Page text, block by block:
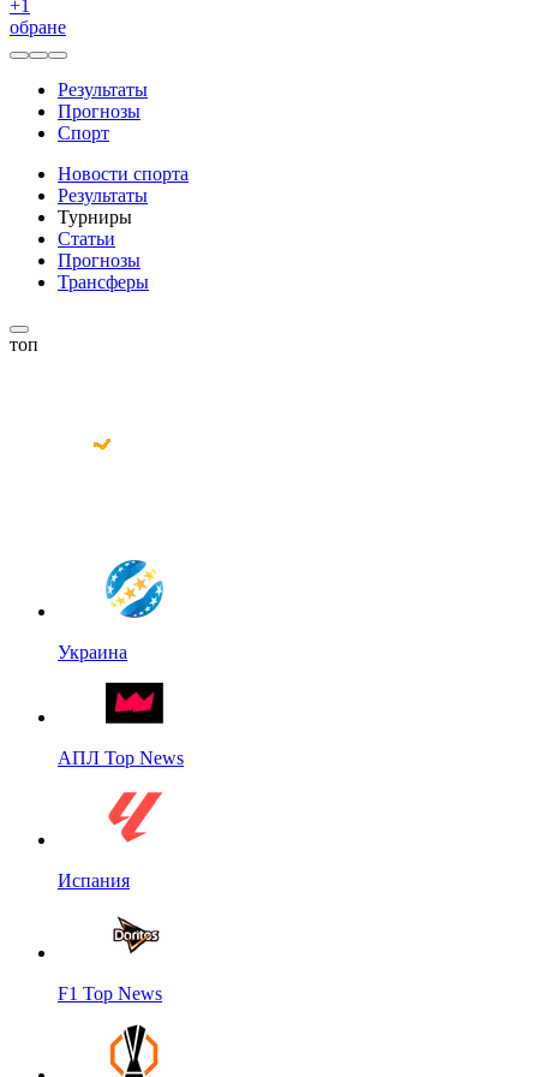
+1
обране
Результаты
Прогнозы
Спорт
Новости спорта
Результаты
Турниры
Статьи
Прогнозы
Трансферы
топ
Украина
АПЛ Top News
Испания
F1 Top News